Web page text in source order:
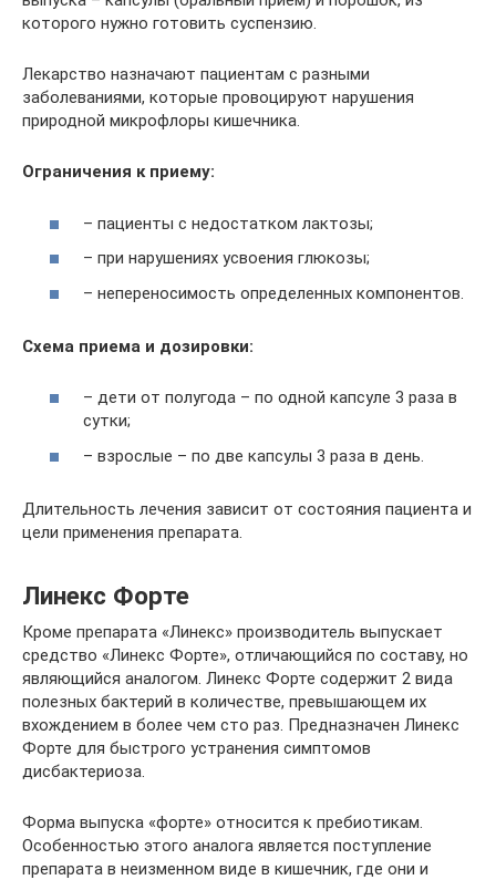
которого нужно готовить суспензию.
Лекарство назначают пациентам с разными
заболеваниями, которые провоцируют нарушения
природной микрофлоры кишечника.
Ограничения к приему:
– пациенты с недостатком лактозы;
– при нарушениях усвоения глюкозы;
– непереносимость определенных компонентов.
Схема приема и дозировки:
– дети от полугода – по одной капсуле 3 раза в
сутки;
– взрослые – по две капсулы 3 раза в день.
Длительность лечения зависит от состояния пациента и
цели применения препарата.
Линекс Форте
Кроме препарата «Линекс» производитель выпускает
средство «Линекс Форте», отличающийся по составу, но
являющийся аналогом. Линекс Форте содержит 2 вида
полезных бактерий в количестве, превышающем их
вхождением в более чем сто раз. Предназначен Линекс
Форте для быстрого устранения симптомов
дисбактериоза.
Форма выпуска «форте» относится к пребиотикам.
Особенностью этого аналога является поступление
препарата в неизменном виде в кишечник, где они и